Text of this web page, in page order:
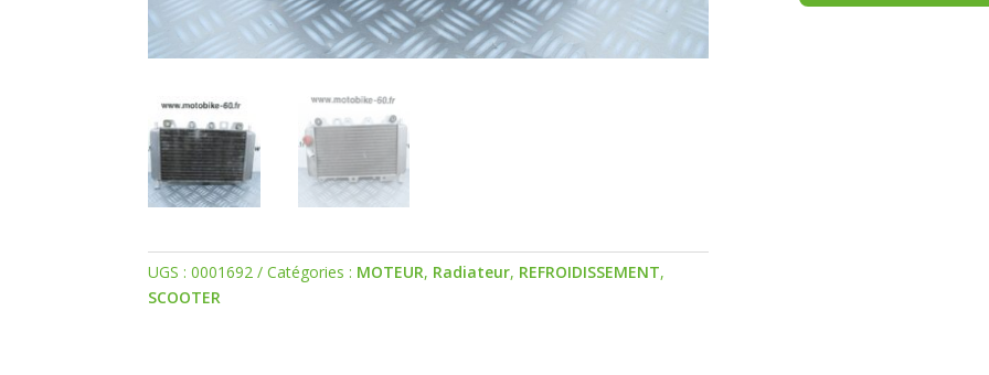
UGS :0001692 Catégories : MOTEUR, Radiateur, REFROIDISSEMENT,
SCOOTER